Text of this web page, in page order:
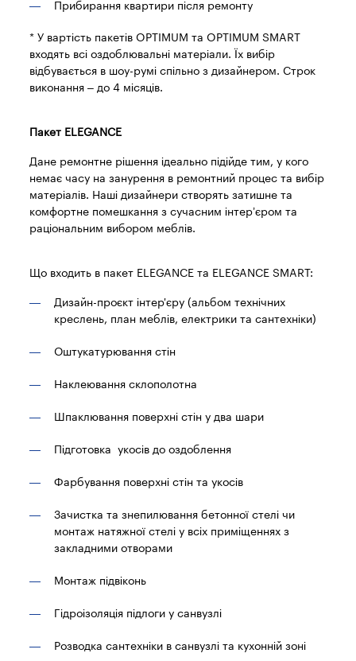
Прибирання квартири після ремонту
* У вартість пакетів OPTIMUM та OPTIMUM SMART
входять всі оздоблювальні матеріали. Їх вибір
відбувається в шоу-румі спільно з дизайнером. Строк
виконання – до 4 місяців.
Пакет ELEGANCE
Дане ремонтне рішення ідеально підійде тим, у кого
немає часу на занурення в ремонтний процес та вибір
матеріалів. Наші дизайнери створять затишне та
комфортне помешкання з сучасним інтер’єром та
раціональним вибором меблів.
Що входить в пакет ELEGANCE та ELEGANCE SMART:
Дизайн-проєкт інтер'єру (альбом технічних
креслень, план меблів, електрики та сантехніки)
Оштукатурювання стін
Наклеювання склополотна
Шпаклювання поверхні стін у два шари
Підготовка укосів до оздоблення
Фарбування поверхні стін та укосів
Зачистка та знепилювання бетонної стелі чи
монтаж натяжної стелі у всіх приміщеннях з
закладними отворами
Монтаж підвіконь
Гідроізоляція підлоги у санвузлі
Розводка сантехніки в санвузлі та кухонній зоні